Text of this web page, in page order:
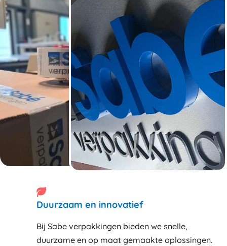
Duurzaam en innovatief
Bij Sabe verpakkingen bieden we snelle,
duurzame en op maat gemaakte oplossingen.